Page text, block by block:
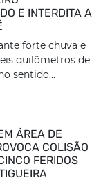
E INTERDITA A
forte chuva e
quilômetros de
sentido...
ÁREA DE
COLISÃO
FERIDOS